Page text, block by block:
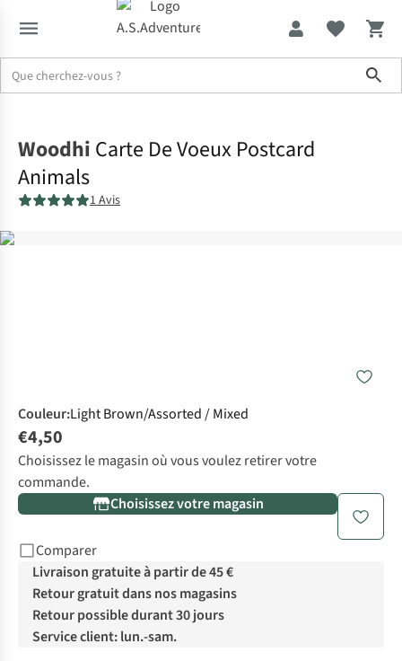
Woodhi Carte De Voeux Postcard
Animals
1 Avis
Couleur:Light Brown/Assorted / Mixed
€4,50
Choisissez le magasin où vous voulez retirer votre
commande.
Choisissez votre magasin
Comparer
Livraison gratuite à partir de 45 €
Retour gratuit dans nos magasins
Retour possible durant 30 jours
Service client: lun.-sam.